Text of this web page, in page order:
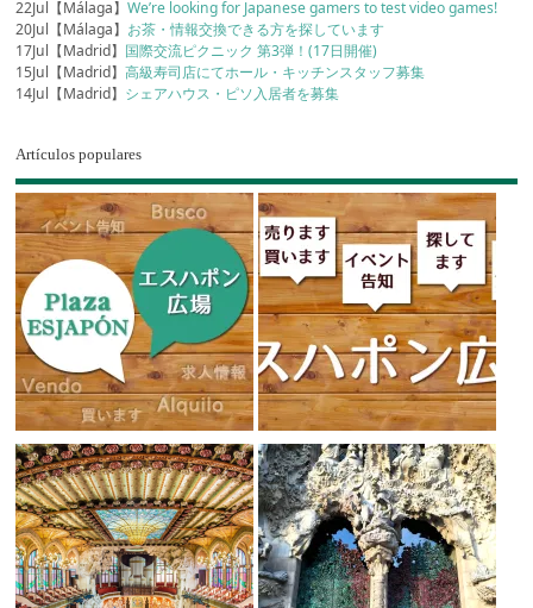
22Jul【Málaga】We’re looking for Japanese gamers to test video games!
20Jul【Málaga】 お茶・情報交換できる方を探しています
17Jul【Madrid】 国際交流ピクニック 第3弾！(17日開催)
15Jul【Madrid】高級寿司店にてホール・キッチンスタッフ募集
14Jul【Madrid】 シェアハウス・ピソ入居者を募集
Artículos populares